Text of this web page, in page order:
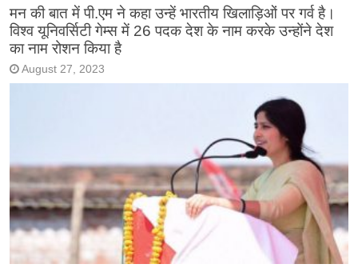
मन की बात में पी.एम ने कहा उन्हें भारतीय खिलाड़िओं पर गर्व है।
विश्व यूनिवर्सिटी गेम्स में 26 पदक देश के नाम करके उन्होंने देश
का नाम रोशन किया है
August 27, 2023